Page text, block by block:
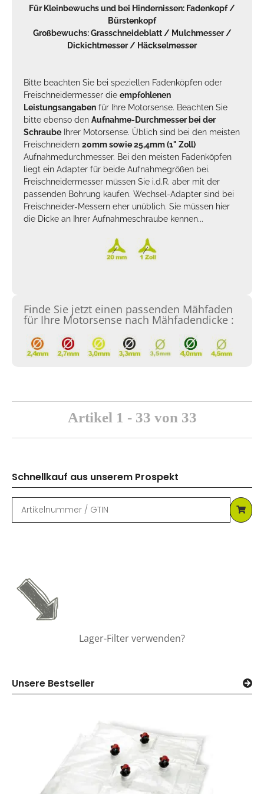
Für Kleinbewuchs und bei Hindernissen: Fadenkopf/
Bürstenkopf
Großbewuchs:Grasschneideblatt/ Mulchmesser/
Dickichtmesser/ Häckselmesser
Bitte beachten Sie bei speziellen Fadenköpfen oder
Freischneidermesser die empfohlenen
Leistungsangaben für Ihre Motorsense. Beachten Sie
bitte ebenso den Aufnahme-Durchmesser bei der
Schraube Ihrer Motorsense. Üblich sind bei den meisten
Freischneidern 20mm sowie 25,4mm (1" Zoll)
Aufnahmedurchmesser. Bei den meisten Fadenköpfen
liegt ein Adapter für beide Aufnahmegrößen bei.
Freischneidermesser müssen Sie i.d.R. aber mit der
passenden Bohrung kaufen. Wechsel-Adapter sind bei
Freischneider-Messern eher unüblich. Sie müssen hier
die Dicke an Ihrer Aufnahmeschraube kennen...
Finde Sie jetzt einen passenden Mähfaden
für Ihre Motorsense nach Mähfadendicke :
Artikel 1 - 33 von 33
Schnellkauf aus unserem Prospekt
Lager-Filter verwenden?
Unsere Bestseller